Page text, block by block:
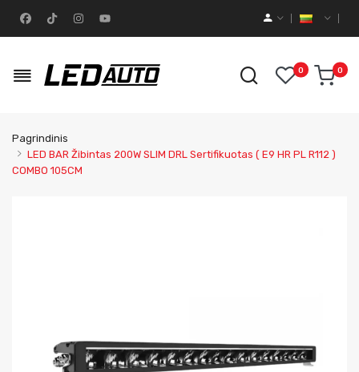
0 0
Pagrindinis
LED BAR Žibintas 200W SLIM DRL Sertifikuotas ( E9 HR PL R112 )
COMBO 105CM